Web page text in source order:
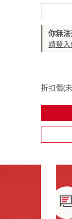
你無
請登
折扣價(